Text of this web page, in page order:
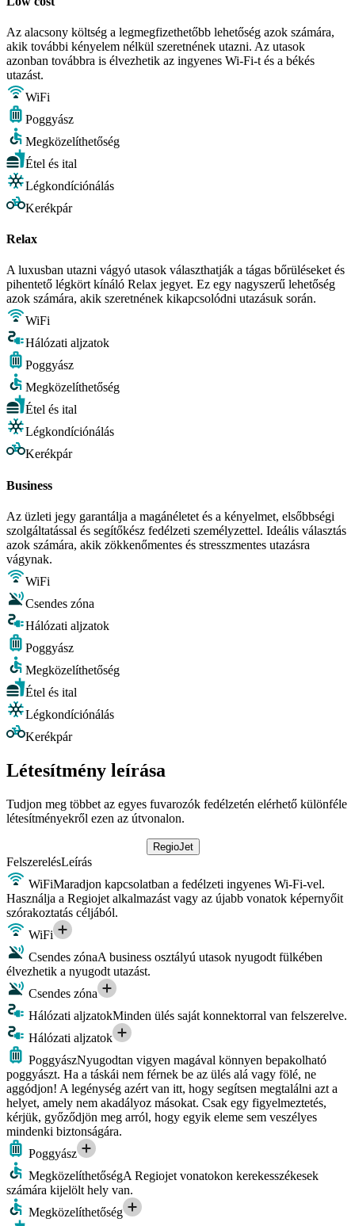
Az alacsony költség a legmegfizethetőbb lehetőség azok számára,
akik további kényelem nélkül szeretnének utazni. Az utasok
azonban továbbra is élvezhetik az ingyenes Wi-Fi-t és a békés
utazást.
WiFi
Poggyász
Megközelíthetőség
Étel és ital
Légkondíciónálás
Kerékpár
Relax
A luxusban utazni vágyó utasok választhatják a tágas bőrüléseket és
pihentető légkört kínáló Relax jegyet. Ez egy nagyszerű lehetőség
azok számára, akik szeretnének kikapcsolódni utazásuk során.
WiFi
Hálózati aljzatok
Poggyász
Megközelíthetőség
Étel és ital
Légkondíciónálás
Kerékpár
Business
Az üzleti jegy garantálja a magánéletet és a kényelmet, elsőbbségi
szolgáltatással és segítőkész fedélzeti személyzettel. Ideális választás
azok számára, akik zökkenőmentes és stresszmentes utazásra
vágynak.
WiFi
Csendes zóna
Hálózati aljzatok
Poggyász
Megközelíthetőség
Étel és ital
Légkondíciónálás
Kerékpár
Létesítmény leírása
Tudjon meg többet az egyes fuvarozók fedélzetén elérhető különféle
létesítményekről ezen az útvonalon.
RegioJet
FelszerelésLeírás
WiFiMaradjon kapcsolatban a fedélzeti ingyenes Wi-Fi-vel.
Használja a Regiojet alkalmazást vagy az újabb vonatok képernyőit
szórakoztatás céljából.
WiFi
Csendes zónaA business osztályú utasok nyugodt fülkében
élvezhetik a nyugodt utazást.
Csendes zóna
Hálózati aljzatokMinden ülés saját konnektorral van felszerelve.
Hálózati aljzatok
PoggyászNyugodtan vigyen magával könnyen bepakolható
poggyászt. Ha a táskái nem férnek be az ülés alá vagy fölé, ne
aggódjon! A legénység azért van itt, hogy segítsen megtalálni azt a
helyet, amely nem akadályoz másokat. Csak egy figyelmeztetés,
kérjük, győződjön meg arról, hogy egyik eleme sem veszélyes
mindenki biztonságára.
Poggyász
MegközelíthetőségA Regiojet vonatokon kerekesszékesek
számára kijelölt hely van.
Megközelíthetőség